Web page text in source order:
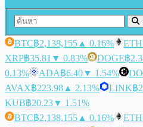
BTC฿2,138,155 ▲ 0.16% ETH
XRP฿35.81 ▼ 0.83% DOGE฿
0.13%
ADA฿6.40▼ 1.54%
AVAX฿223.98 ▲ 2.13% LINK฿
KUB฿20.23▼ 1.51%
BTC฿2,138,155 ▲ 0.16% ETH